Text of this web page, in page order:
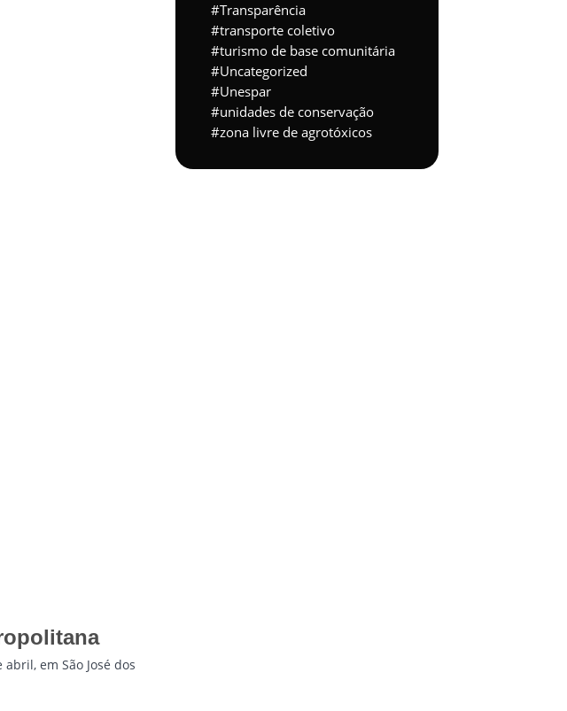
em São José dos
Transparência
transporte coletivo
turismo de base comunitária
Uncategorized
Unespar
unidades de conservação
zona livre de agrotóxicos